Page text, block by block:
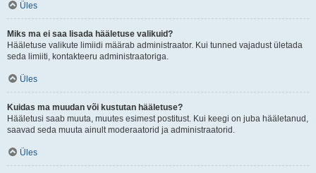
Üles
Miks ma ei saa lisada hääletuse valikuid?
Hääletuse valikute limiidi määrab administraator. Kui tunned vajadust ületada
seda limiiti, kontakteeru administraatoriga.
Üles
Kuidas ma muudan või kustutan hääletuse?
Hääletusi saab muuta, muutes esimest postitust. Kui keegi on juba hääletanud,
saavad seda muuta ainult moderaatorid ja administraatorid.
Üles